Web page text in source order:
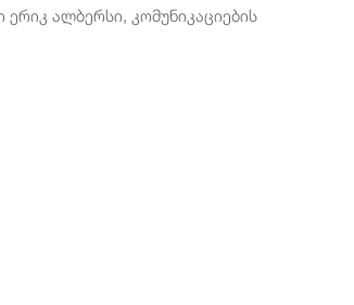
ალბერსი, კომუნიკაციების